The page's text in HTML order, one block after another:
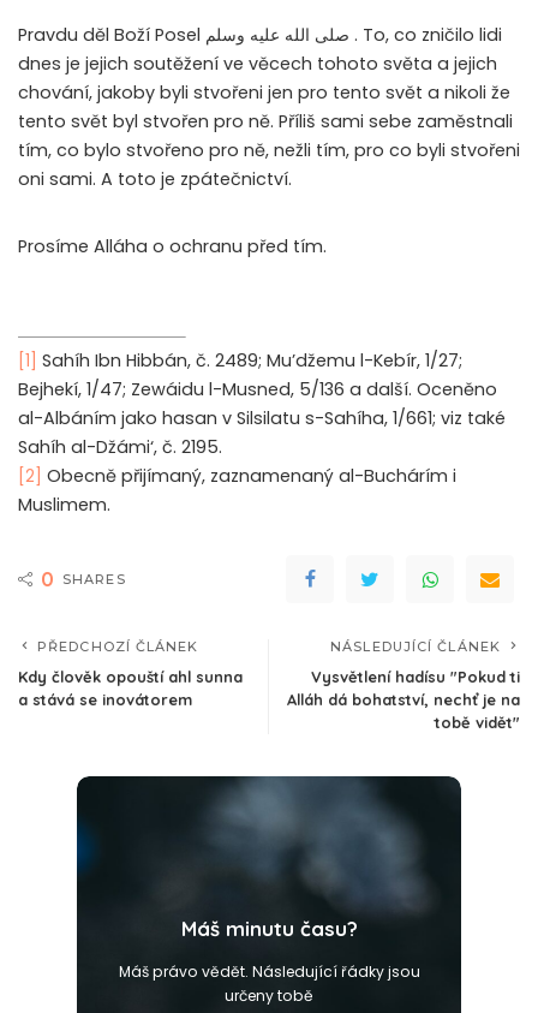
Pravdu děl Boží Posel صلى الله عليه وسلم . To, co zničilo lidi
dnes je jejich soutěžení ve věcech tohoto světa a jejich
chování, jakoby byli stvořeni jen pro tento svět a nikoli že
tento svět byl stvořen pro ně. Příliš sami sebe zaměstnali
tím, co bylo stvořeno pro ně, nežli tím, pro co byli stvořeni
oni sami. A toto je zpátečnictví.
Prosíme Alláha o ochranu před tím.
[1] Sahíh Ibn Hibbán, č. 2489; Mu’džemu l-Kebír, 1/27;
Bejhekí, 1/47; Zewáidu l-Musned, 5/136 a další. Oceněno
al-Albáním jako hasan v Silsilatu s-Sahíha, 1/661; viz také
Sahíh al-Džámi‘, č. 2195.
[2] Obecně přijímaný, zaznamenaný al-Buchárím i
Muslimem.
0 SHARES
PŘEDCHOZÍ ČLÁNEK
Kdy člověk opouští ahl sunna
a stává se inovátorem
NÁSLEDUJÍCÍ ČLÁNEK
Vysvětlení hadísu "Pokud ti
Alláh dá bohatství, nechť je na
tobě vidět"
Máš minutu času?
Máš právo vědět. Následující řádky jsou
určeny tobě